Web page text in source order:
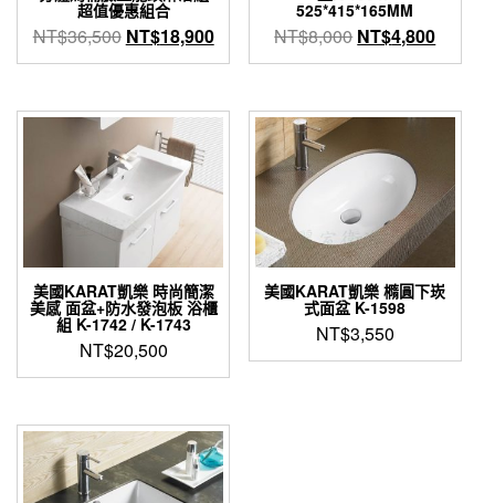
超值優惠組合
NT$36,500 原
始
格：
NT$36,500。
NT$18,900目
前
格：
NT$18,900。
525*415*165MM
NT$8,000 原
始
格：
NT$4,800目
前
格：
美國KARAT凱樂 時尚簡潔
美感 面盆+防水發泡板 浴櫃
組 K-1742 / K-1743
NT$20,500
美國KARAT凱樂 橢圓下崁
式面盆 K-1598
NT$3,550